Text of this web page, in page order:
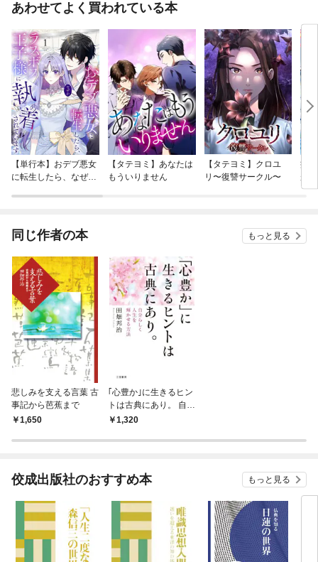
あわせてよく買われている本
【単行本】おデブ悪女
に転生したら、なぜか
【タテヨミ】あなたは
もういりません
【タテヨミ】クロユ
リ〜復讐サークル〜
病
が
ぎ
同じ作者の本 もっと見る
悲しみを支える言葉 古
事記から芭蕉まで
1,650
｢心豊か｣に生きるヒン
トは古典にあり。 自分
らしく人生を輝かせる
1,320
佼成出版社のおすすめ本 もっと見る